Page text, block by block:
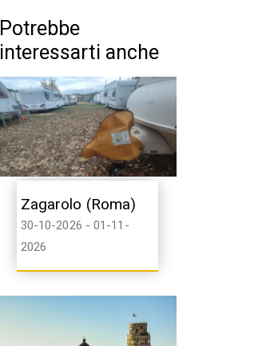
Potrebbe
interessarti anche
Zagarolo (Roma)
30-10-2026 - 01-11-
2026